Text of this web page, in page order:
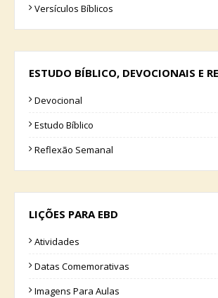
Versículos Bíblicos
ESTUDO BÍBLICO, DEVOCIONAIS E
Devocional
Estudo Bíblico
Reflexão Semanal
LIÇÕES PARA EBD
Atividades
Datas Comemorativas
Imagens Para Aulas